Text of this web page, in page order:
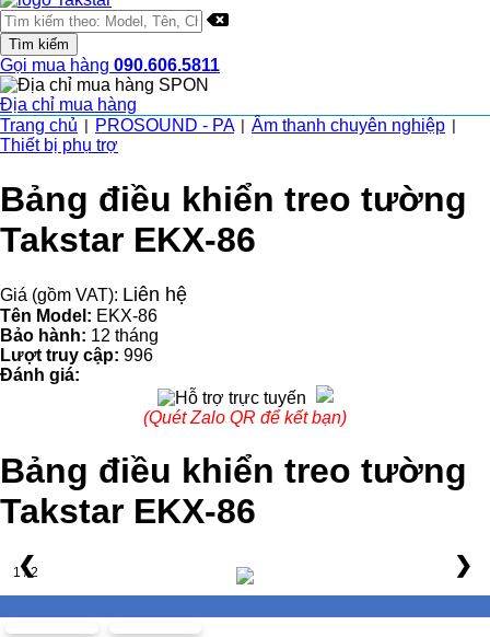
Gọi mua hàng 090.606.5811
Địa chỉ mua hàng
Trang chủ
PROSOUND - PA Âm thanh chuyên nghiệp
Thiết bị phụ trợ
Bảng điều khiển treo tường
Takstar EKX-86
Giá (gồm VAT): Liên hệ
Tên Model: EKX-86
Bảo hành: 12 tháng
Lượt truy cập: 996
Đánh giá:
(Quét Zalo QR để kết bạn)
Bảng điều khiển treo tường
Takstar EKX-86
1 / 2
❮ ❯